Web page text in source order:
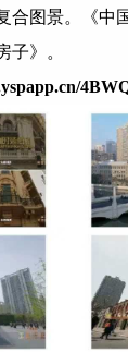
合图景。《中
子》。